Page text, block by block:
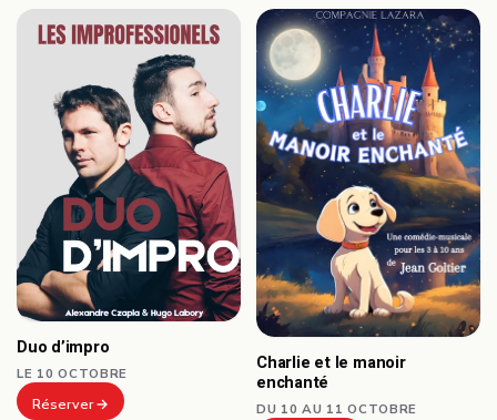
Duo d’impro
LE 10 OCTOBRE
Réserver
Charlie et le manoir
enchanté
DU 10 AU 11 OCTOBRE